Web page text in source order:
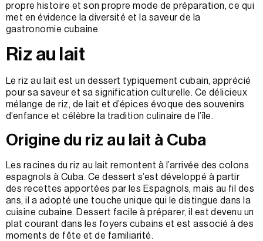
propre histoire et son propre mode de préparation, ce qui
met en évidence la diversité et la saveur de la
gastronomie cubaine.
Riz au lait
Le riz au lait est un dessert typiquement cubain, apprécié
pour sa saveur et sa signification culturelle. Ce délicieux
mélange de riz, de lait et d’épices évoque des souvenirs
d’enfance et célèbre la tradition culinaire de l’île.
Origine du riz au lait à Cuba
Les racines du riz au lait remontent à l’arrivée des colons
espagnols à Cuba. Ce dessert s’est développé à partir
des recettes apportées par les Espagnols, mais au fil des
ans, il a adopté une touche unique qui le distingue dans la
cuisine cubaine. Dessert facile à préparer, il est devenu un
plat courant dans les foyers cubains et est associé à des
moments de fête et de familiarité.